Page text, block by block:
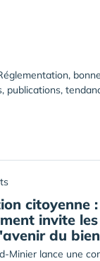
citoyenne
invite
du
Minier lance une